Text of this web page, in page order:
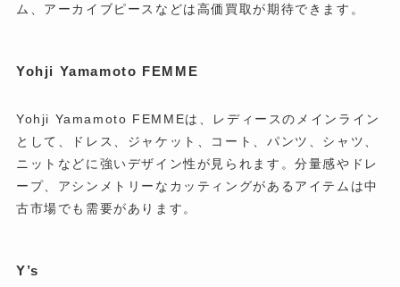
ム、アーカイブピースなどは高価買取が期待できます。
Yohji Yamamoto FEMME
Yohji Yamamoto FEMMEは、レディースのメインライン
として、ドレス、ジャケット、コート、パンツ、シャツ、
ニットなどに強いデザイン性が見られます。分量感やドレ
ープ、アシンメトリーなカッティングがあるアイテムは中
古市場でも需要があります。
Y’s